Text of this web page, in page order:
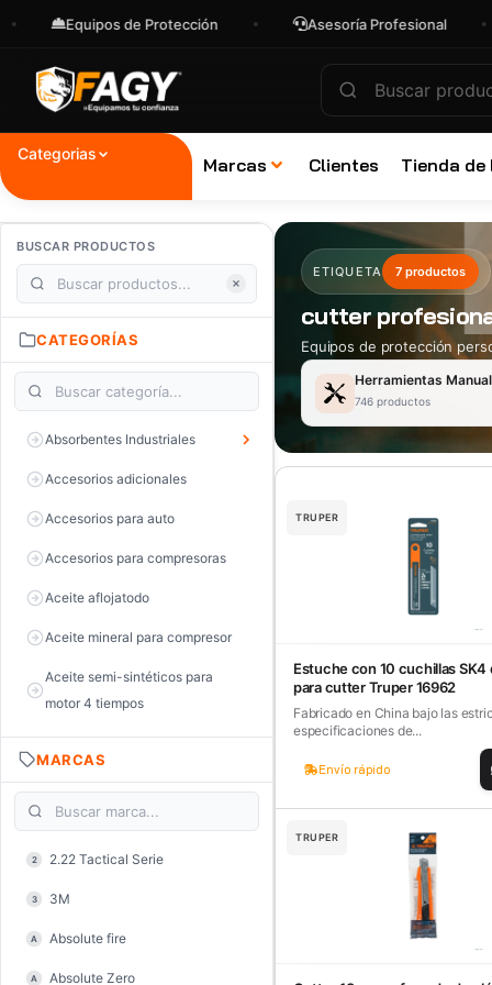
Equipos de Protección Asesoría Profesional
Categorias
Marcas Clientes Tienda de
BUSCAR PRODUCTOS
CATEGORÍAS
Absorbentes Industriales
Accesorios adicionales
Accesorios para auto
Accesorios para compresoras
Aceite aflojatodo
Aceite mineral para compresor
Aceite semi-sintéticos para
motor 4 tiempos
Aceite sintéticos para motor 2
tiempos
Aceite, grasa y lubricantes
MARCAS
2 2.22 Tactical Serie
3 3M
A Absolute fire
A Absolute Zero
ETIQUETA 7 productos
cutter
Equipos de protección
Herramientas
746 productos
TRUPER
Estuche con 10 cuchillas SK4
para cutter Truper 16962
Fabricado en China bajo las
especificaciones de...
Envío rápido
TRUPER